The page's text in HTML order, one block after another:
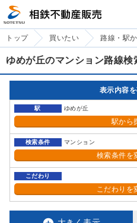
トップ 買いたい 路線・駅
ゆめが丘のマンション路線検
表示内容
駅 ゆめが丘
駅から
検索条件 マンション
検索条件を
こだわり
こだわりを